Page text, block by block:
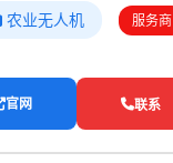
农业无人机 服务商
官网 联系